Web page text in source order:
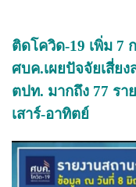
ติดโควิด-19 เพิ่ม 7
ศบค.เผยปัจจัยเสี่ย
ตปท. มากถึง 77 รา
เสาร์-อาทิตย์